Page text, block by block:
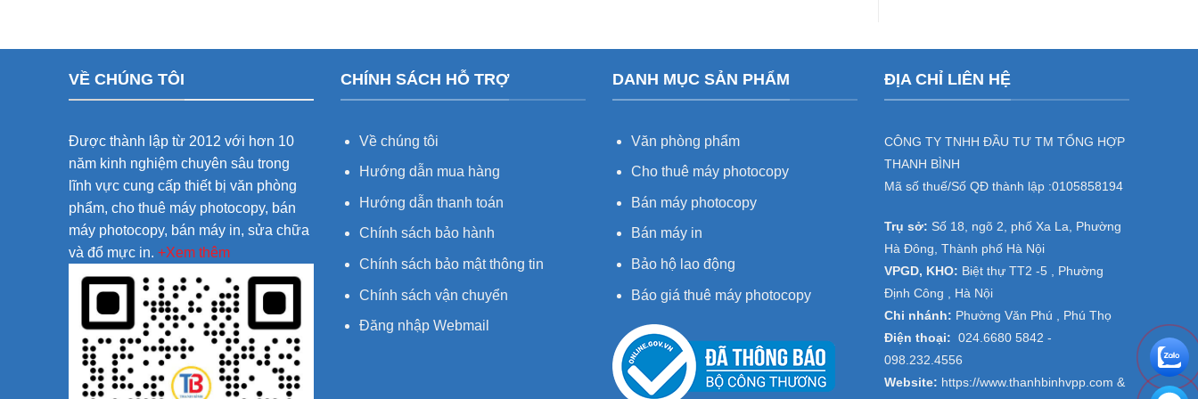
liệu
nghiệp
dự
Trì,
–
VỀ CHÚNG TÔI
Được thành lập từ 2012 với hơn 10
năm kinh nghiệm chuyên sâu trong
lĩnh vực cung cấp thiết bị văn phòng
phẩm, cho thuê máy photocopy, bán
máy photocopy, bán máy in, sửa chữa
và đổ mực in. +Xem thêm
CHÍNH SÁCH HỖ TRỢ
Về chúng tôi
Hướng dẫn mua hàng
Hướng dẫn thanh toán
Chính sách bảo hành
Chính sách bảo mật thông tin
Chính sách vận chuyển
Đăng nhập Webmail
DANH MỤC SẢN PHẨM
Văn phòng phẩm
Cho thuê máy photocopy
Bán máy photocopy
Bán máy in
Bảo hộ lao động
Báo giá thuê máy photocopy
ĐỊA CHỈ LIÊN HỆ
CÔNG TY TNHH ĐẦU TƯ TM TỔNG HỢP
THANH BÌNH
Mã số thuế/Số QĐ thành lập :0105858194
Trụ sở: Số 18, ngõ 2, phố Xa La, Phường
Hà Đông, Thành phố Hà Nội
VPGD, KHO: Biệt thự TT2 -5 , Phường
Định Công , Hà Nội
Chi nhánh: Phường Văn Phú , Phú Thọ
Điện thoại: 024.6680 5842 -
098.232.4556
Website: https://www.thanhbinhvpp.com &